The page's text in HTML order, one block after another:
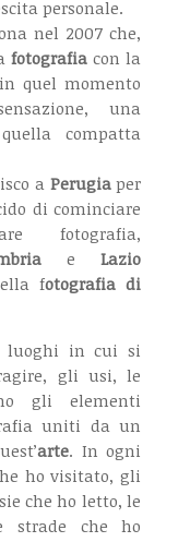
personale.
nel 2007 che,
fotografiacon la
quel momento
una
compatta
a Perugiaper
di cominciare
fotografia,
eLazio
fotografia di
luoghi in cui si
gli usi, le
gli elementi
uniti da un
arte. In ogni
ho visitato, gli
che ho letto, le
strade che ho